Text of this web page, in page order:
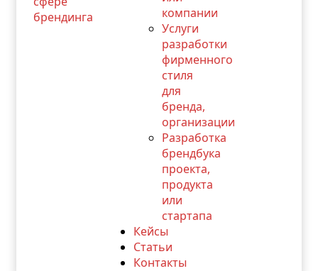
компании
Услуги
разработки
фирменного
стиля
для
бренда,
организации
Разработка
брендбука
проекта,
продукта
или
стартапа
Кейсы
Статьи
Контакты